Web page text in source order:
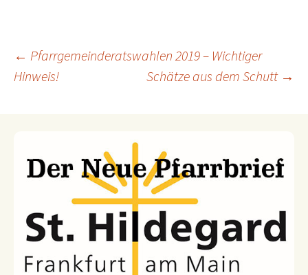
Beitragsnavigation
← Pfarrgemeinderatswahlen 2019 – Wichtiger
Hinweis!
Schätze aus dem Schutt →